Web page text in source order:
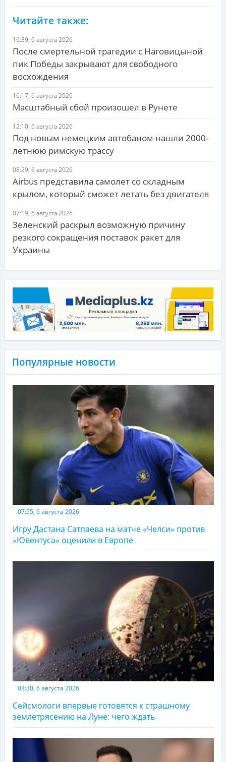
Читайте также:
16:39, 6 августа 2026
После смертельной трагедии с Наговицыной
пик Победы закрывают для свободного
восхождения
16:17, 6 августа 2026
Масштабный сбой произошел в Рунете
12:10, 6 августа 2026
Под новым немецким автобаном нашли 2000-
летнюю римскую трассу
08:29, 6 августа 2026
Airbus представила самолет со складным
крылом, который сможет летать без двигателя
07:19, 6 августа 2026
Зеленский раскрыл возможную причину
резкого сокращения поставок ракет для
Украины
Популярные новости
07:55, 6 августа 2026
Игру Дастана Сатпаева на матче «Челси» против
«Ювентуса» оценили в Европе
03:30, 6 августа 2026
Сейсмологи впервые готовятся к страшному
землетрясению на Луне: чего ждать